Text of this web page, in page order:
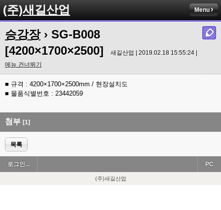
(주)새길산업 Menu
승강장› SG-B008
[4200×1700×2500]
새길산업 | 2019.02.18 15:55:24 |
메뉴 건너뛰기
■ 규격 : 4200×1700×2500mm / 현장설치도
■ 물품식별번호 : 23442059
첨부 [1]
목록
로그인... PC
(주)새길산업